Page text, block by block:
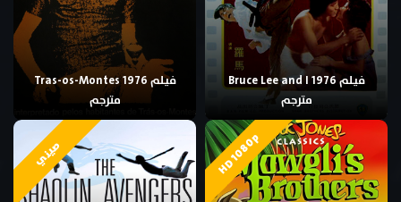
فيلم Bruce Lee and I 1976
مترجم
فيلم Tras-os-Montes 1976
مترجم
HD 1080p صيني